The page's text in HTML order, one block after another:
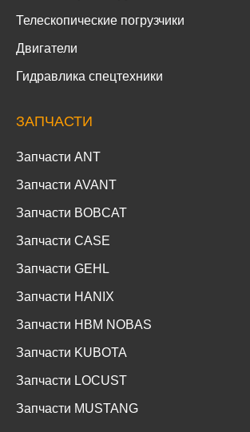
Телескопические погрузчики
Двигатели
Гидравлика спецтехники
ЗАПЧАСТИ
Запчасти ANT
Запчасти AVANT
Запчасти BOBCAT
Запчасти CASE
Запчасти GEHL
Запчасти HANIX
Запчасти HBM NOBAS
Запчасти KUBOTA
Запчасти LOCUST
Запчасти MUSTANG